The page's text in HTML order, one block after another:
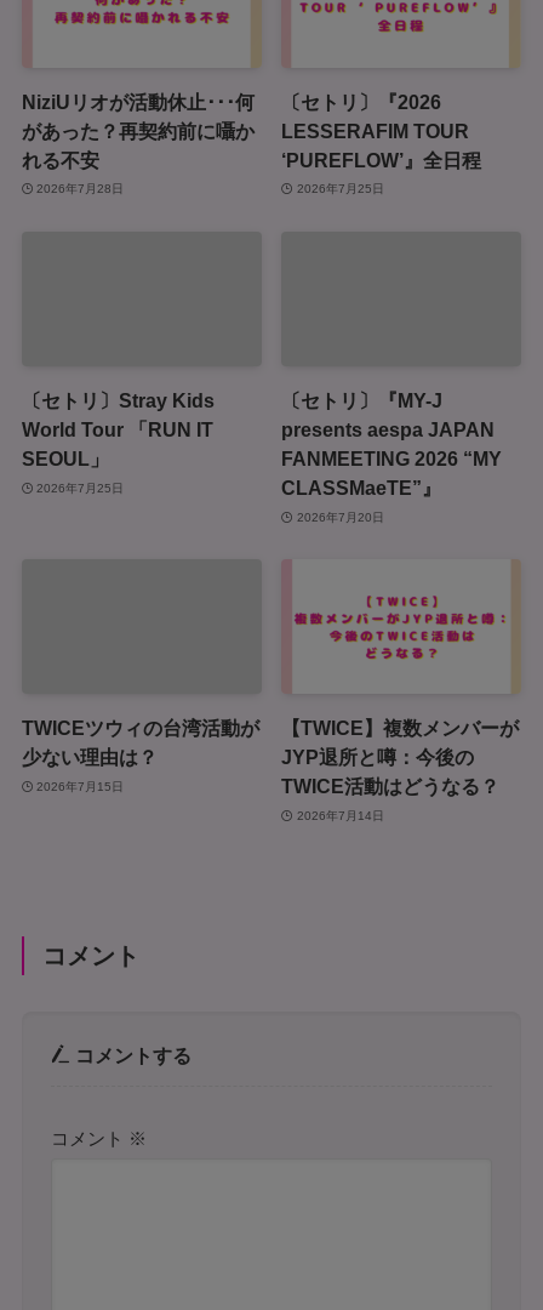
NiziUリオが活動休止･･･何
があった？再契約前に囁か
れる不安
2026年7月28日
〔セトリ〕『2026
LESSERAFIM TOUR
‘PUREFLOW’』全日程
2026年7月25日
〔セトリ〕Stray Kids
World Tour 「RUN IT
SEOUL」
2026年7月25日
〔セトリ〕『MY-J
presents aespa JAPAN
FANMEETING 2026 “MY
CLASSMaeTE”』
2026年7月20日
TWICEツウィの台湾活動が
少ない理由は？
2026年7月15日
【TWICE】複数メンバーが
JYP退所と噂：今後の
TWICE活動はどうなる？
2026年7月14日
コメント
コメントする
コメント ※